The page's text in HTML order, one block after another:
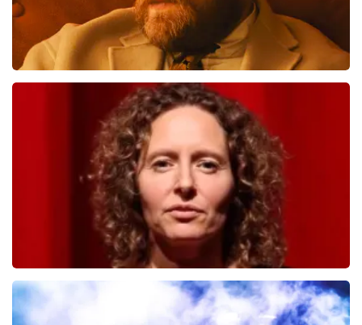
Teddy Swims
laatste 30 minuten
BESTEL NU
Esther van der Voort